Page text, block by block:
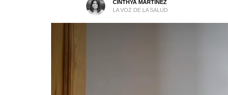
CINTHYA MARTÍNEZ
LA VOZ DE LA SALUD